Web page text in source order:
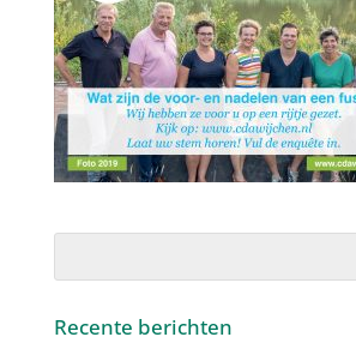
Recente berichten